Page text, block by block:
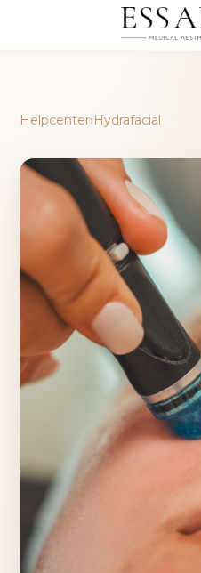
Helpcenter›Hydrafacial